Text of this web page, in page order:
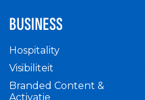
BUSINESS
Hospitality
Visibiliteit
Branded Content &
Activatie